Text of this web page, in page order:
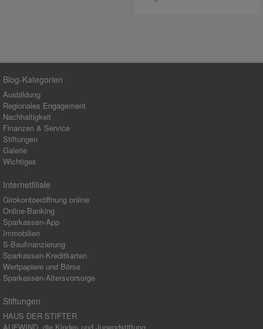
Blog-Kategorien
Ausbildung
Regionales Engagement
Nachhaltigkeit
Finanzen & Service
Stiftungen
Galerie
Wichtiges
Internetfiliale
Girokontoeröffnung online
Online-Banking
Sparkassen-App
Immobilien
S-Baufinanzierung
Sparkassen-Kreditkarten
Wertpapiere und Börse
Sparkassen-Altersvorsorge
Stiftungen
HAUS DER STIFTER